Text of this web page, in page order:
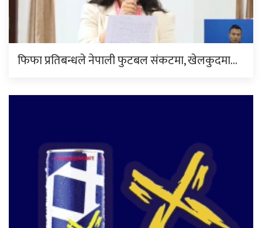
फिफा प्रतिबन्धले नेपाली फुटबल संकटमा, खेलकुदमा…